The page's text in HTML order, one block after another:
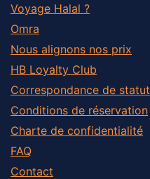
Voyage Halal ?
Omra
Nous alignons nos prix
HB Loyalty Club
Correspondance de statut
Conditions de réservation
Charte de confidentialité
FAQ
Contact